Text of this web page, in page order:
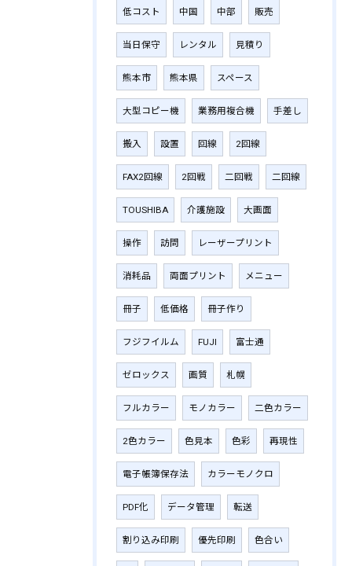
低コスト 中国 中部 販売
当日保守 レンタル 見積り
熊本市 熊本県 スペース
大型コピー機 業務用複合機 手差し
搬入 設置 回線 2回線
FAX2回線 2回戦 二回戦 二回線
TOUSHIBA 介護施設 大画面
操作 訪問 レーザープリント
消耗品 両面プリント メニュー
冊子 低価格 冊子作り
フジフイルム FUJI 富士通
ゼロックス 画質 札幌
フルカラー モノカラー 二色カラー
2色カラー 色見本 色彩 再現性
電子帳簿保存法 カラーモノクロ
PDF化 データ管理 転送
割り込み印刷 優先印刷 色合い